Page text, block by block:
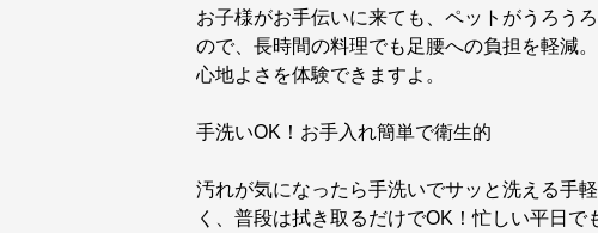
お子様がお手伝いに来ても、ペットがうろう
ので、長時間の料理でも足腰への負担を軽減
心地よさを体験できますよ。
手洗いOK！お手入れ簡単で衛生的
汚れが気になったら手洗いでサッと洗える手
く、普段は拭き取るだけでOK！忙しい平日